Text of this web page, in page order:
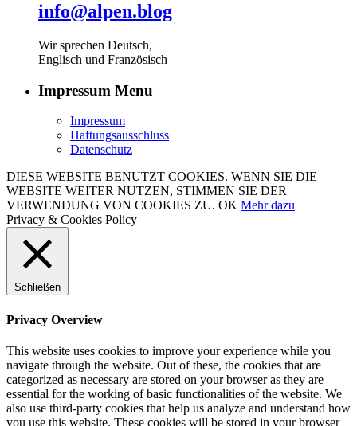
info@alpen.blog
Wir sprechen Deutsch,
Englisch und Französisch
Impressum Menu
Impressum
Haftungsausschluss
Datenschutz
DIESE WEBSITE BENUTZT COOKIES. WENN SIE DIE
WEBSITE WEITER NUTZEN, STIMMEN SIE DER
VERWENDUNG VON COOKIES ZU. OK Mehr dazu
Privacy & Cookies Policy
Schließen
Privacy Overview
This website uses cookies to improve your experience while you
navigate through the website. Out of these, the cookies that are
categorized as necessary are stored on your browser as they are
essential for the working of basic functionalities of the website. We
also use third-party cookies that help us analyze and understand how
you use this website. These cookies will be stored in your browser